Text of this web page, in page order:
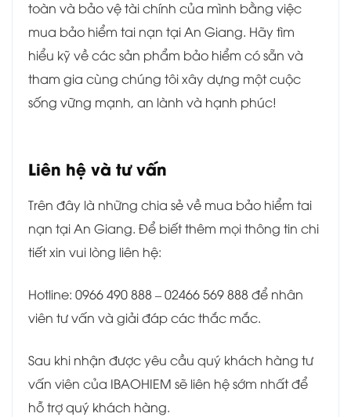
toàn và bảo vệ tài chính của mình bằng việc
mua bảo hiểm tai nạn tại An Giang. Hãy tìm
hiểu kỹ về các sản phẩm bảo hiểm có sẵn và
tham gia cùng chúng tôi xây dựng một cuộc
sống vững mạnh, an lành và hạnh phúc!
Liên hệ và tư vấn
Trên đây là những chia sẻ về mua bảo hiểm tai
nạn tại An Giang. Để biết thêm mọi thông tin chi
tiết xin vui lòng liên hệ:
Hotline: 0966 490 888 – 02466 569 888 để nhân
viên tư vấn và giải đáp các thắc mắc.
Sau khi nhận được yêu cầu quý khách hàng tư
vấn viên của IBAOHIEM sẽ liên hệ sớm nhất để
hỗ trợ quý khách hàng.